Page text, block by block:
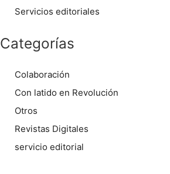
Servicios editoriales
Categorías
Colaboración
Con latido en Revolución
Otros
Revistas Digitales
servicio editorial